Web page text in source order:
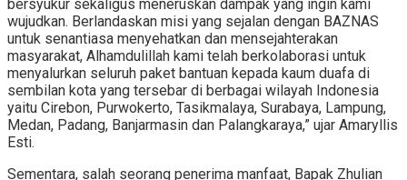
bersyukur sekaligus meneruskan dampak yang ingin kami
wujudkan. Berlandaskan misi yang sejalan dengan BAZNAS
untuk senantiasa menyehatkan dan mensejahterakan
masyarakat, Alhamdulillah kami telah berkolaborasi untuk
menyalurkan seluruh paket bantuan kepada kaum duafa di
sembilan kota yang tersebar di berbagai wilayah Indonesia
yaitu Cirebon, Purwokerto, Tasikmalaya, Surabaya, Lampung,
Medan, Padang, Banjarmasin dan Palangkaraya,” ujar Amaryllis
Esti.
Sementara, salah seorang penerima manfaat, Bapak Zhulian